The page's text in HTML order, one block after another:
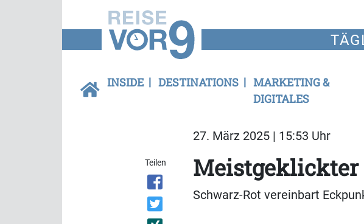
INSIDE DESTINATIONS
MARKETING &
DIGITALES
27. März 2025 | 15:53 Uhr
Teilen Meistgeklickter
Schwarz-Rot vereinbart